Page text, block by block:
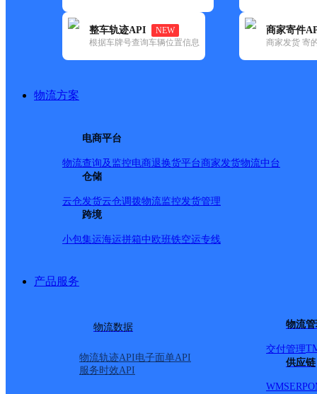
整车轨迹API
NEW
根据车牌号查询车辆位置信息
商家寄件
商家发货 寄
物流方案
电商平台
物流查询及监控电商退换货平台商家发货物流中台
仓储
云仓发货云仓调拨物流监控发货管理
跨境
小包集运海运拼箱中欧班铁空运专线
产品服务
物流数据
物流轨迹API电子面单API
服务时效API
物流
交付管理
供应链
WMSERP
更新时间：2021-11-26 00:00:00
所属快递：圆通速递
所属区域：浙江省-湖州市-吴兴区
网点地址：浙江省湖州市织里营八部
网点负责人：